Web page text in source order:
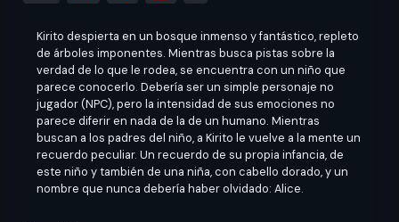
Kirito despierta en un bosque inmenso y fantástico, repleto
de árboles imponentes. Mientras busca pistas sobre la
verdad de lo que le rodea, se encuentra con un niño que
parece conocerlo. Debería ser un simple personaje no
jugador (NPC), pero la intensidad de sus emociones no
parece diferir en nada de la de un humano. Mientras
buscan a los padres del niño, a Kirito le vuelve a la mente un
recuerdo peculiar. Un recuerdo de su propia infancia, de
este niño y también de una niña, con cabello dorado, y un
nombre que nunca debería haber olvidado: Alice.